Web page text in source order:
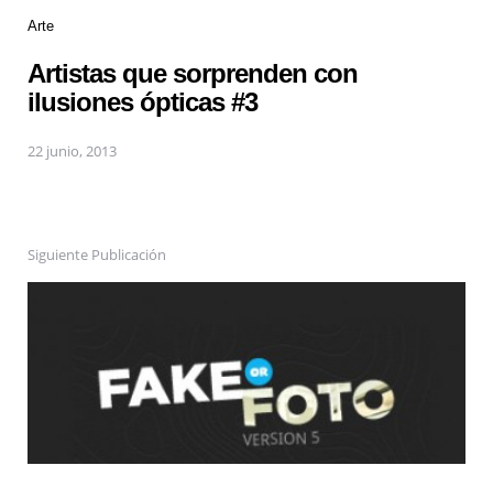
Arte
Artistas que sorprenden con
ilusiones ópticas #3
22 junio, 2013
Siguiente Publicación